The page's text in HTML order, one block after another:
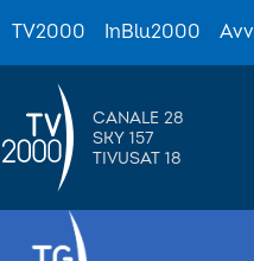
TV2000 InBlu2000
CANALE 28
SKY 157
TIVUSAT 18